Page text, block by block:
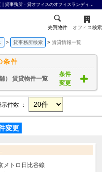
中央区 店舗・事務所 物販サービス（店舗） 賃貸物件一覧 | 貸事務所・貸オフィスのオフィスランディック株式会社
売買物件 オフィス検索
貸事務所検索 賃貸情報一覧
条件
） 賃貸物件一覧
条件
変更
件数 ：
変更
メトロ日比谷線